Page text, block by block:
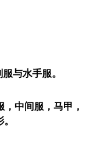
与水手服。
中间服，马甲，